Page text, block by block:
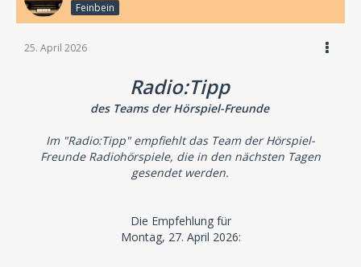
Feinbein
25. April 2026
Radio:Tipp
des Teams der Hörspiel-Freunde
Im "Radio:Tipp" empfiehlt das Team der Hörspiel-
Freunde Radiohörspiele, die in den nächsten Tagen
gesendet werden.
Die Empfehlung für
Montag, 27. April 2026: